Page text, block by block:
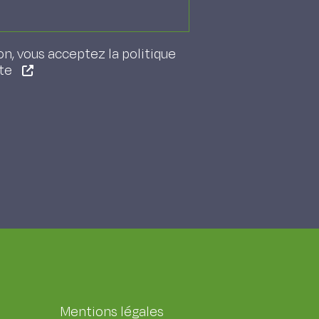
vous acceptez la politique
Mentions légales